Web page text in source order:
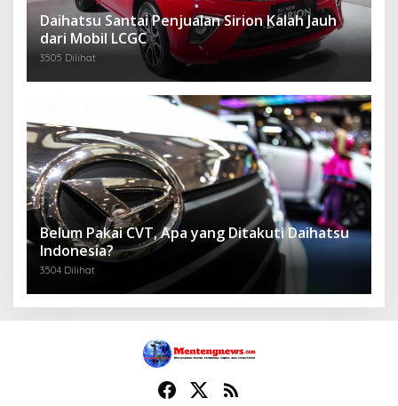
Daihatsu Santai Penjualan Sirion Kalah Jauh
dari Mobil LCGC
3505 Dilihat
Belum Pakai CVT, Apa yang Ditakuti Daihatsu
Indonesia?
3504 Dilihat